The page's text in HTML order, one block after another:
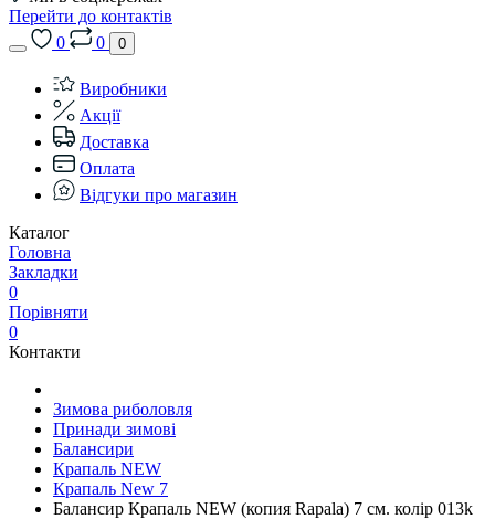
Перейти до контактів
0
0 0
Виробники
Акції
Доставка
Оплата
Відгуки про магазин
Каталог
Головна
Закладки
0
Порівняти
0
Контакти
Зимова риболовля
Принади зимові
Балансири
Крапаль NEW
Крапаль New 7
Балансир Крапаль NEW (копия Rapala) 7 см. колір 013k